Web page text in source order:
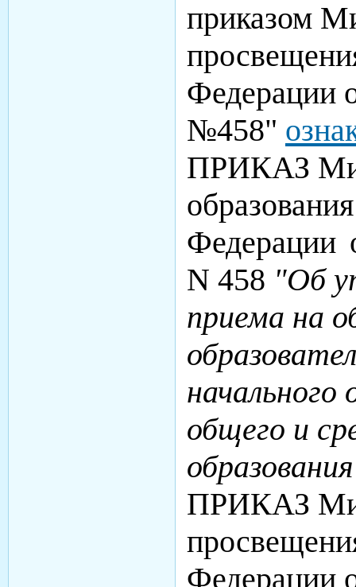
приказом
Федерации
№458"
ПРИКАЗ
Федерации
N 458 "Об
приема на
начального
общего и
ПРИКАЗ
Федерации